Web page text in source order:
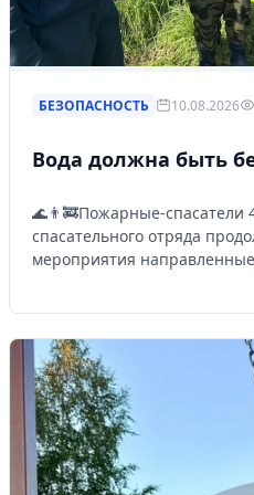
БЕЗОПАСНОСТЬ 10.08.2026
Вода должна быть
🌊👨‍🚒Пожарные-спасатели
спасательного отряда
мероприятия